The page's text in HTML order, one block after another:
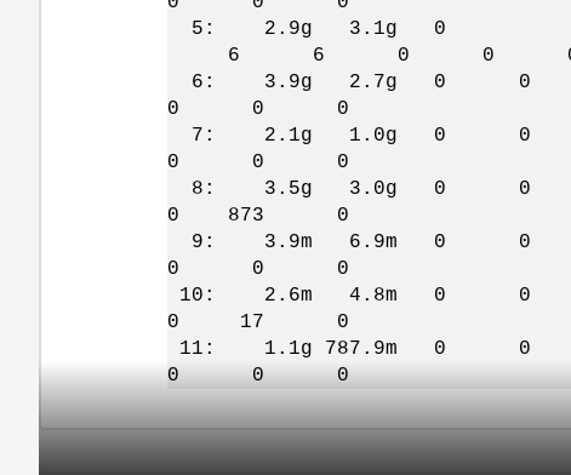
5: 2.9g 3.1g 0
6 6 0 0
6: 3.9g
0 0 0
7: 2.1g
0 0 0
8: 3.5g
0 873 0
9: 3.9m
0 0 0
10: 2.6m
0 17 0
11: 1.1g
0 0 0